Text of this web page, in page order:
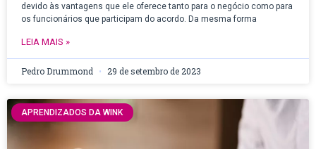
devido às vantagens que ele oferece tanto para o negócio como para
os funcionários que participam do acordo. Da mesma forma
LEIA MAIS »
Pedro Drummond 29 de setembro de 2023
APRENDIZADOS DA WINK